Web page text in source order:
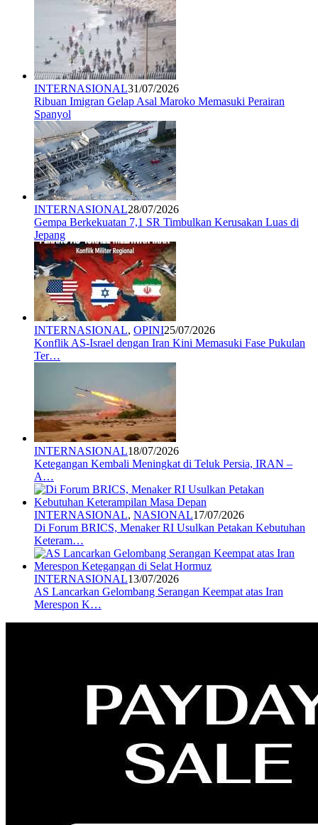
INTERNASIONAL31/07/2026
Ribuan Imigran Gelap Asal Maroko Memasuki Perairan
Spanyol
INTERNASIONAL28/07/2026
Gempa Berkekuatan 7,1 SR Timbulkan Kerusakan Luas di
Jepang
INTERNASIONAL, OPINI25/07/2026
Konflik AS-Israel dengan Iran Kini Memasuki Fase Pukulan
Ter…
INTERNASIONAL18/07/2026
Ketegangan Kembali Meningkat di Teluk Persia, IRAN –
A…
INTERNASIONAL, NASIONAL17/07/2026
Di Forum BRICS, Menaker RI Usulkan Petakan Kebutuhan
Keteram…
INTERNASIONAL13/07/2026
AS Lancarkan Gelombang Serangan Keempat atas Iran
Merespon K…